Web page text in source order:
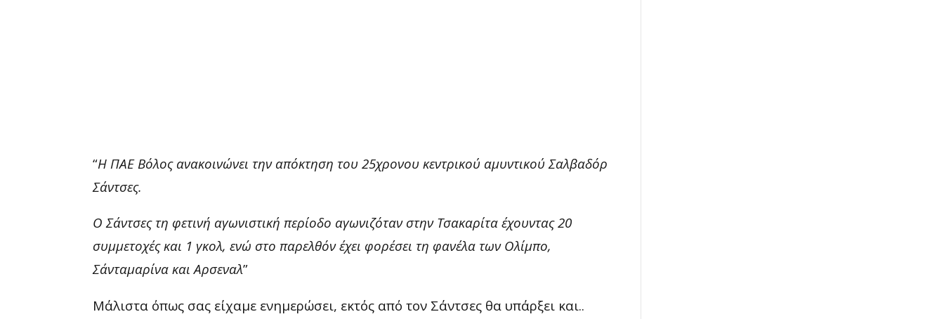
“Η ΠΑΕ Βόλος ανακοινώνει την απόκτηση του 25χρονου κεντρικού αμυντικού Σαλβαδόρ
Σάντσες.
Ο Σάντσες τη φετινή αγωνιστική περίοδο αγωνιζόταν στην Τσακαρίτα έχουντας 20
συμμετοχές και 1 γκολ, ενώ στο παρελθόν έχει φορέσει τη φανέλα των Ολίμπο,
Σάνταμαρίνα και Αρσεναλ”
Μάλιστα όπως σας είχαμε ενημερώσει, εκτός από τον Σάντσες θα υπάρξει και..